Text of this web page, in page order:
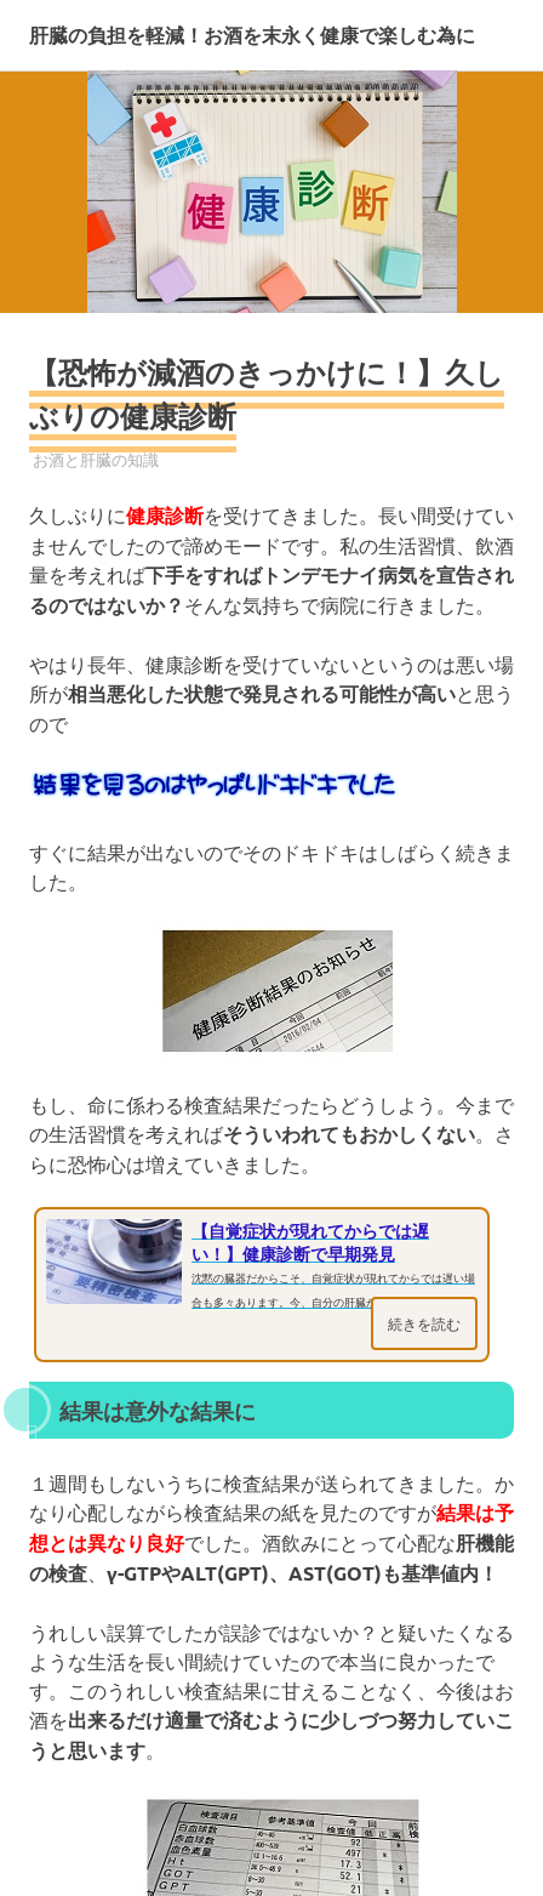
テ
肝臓の負担を軽減！お酒を末永く健康で楽しむ為に
【恐怖が減酒のきっかけに！】久し
ぶりの健康診断
2022年3月5日
YYYPRO
お酒と肝臓の知識
久しぶりに健康診断を受けてきました。長い間受けてい
ませんでしたので諦めモードです。私の生活習慣、飲酒
量を考えれば下手をすればトンデモナイ病気を宣告され
るのではないか？ そんな気持ちで病院に行きました。
やはり長年、健康診断を受けていないというのは悪い場
所が相当悪化した状態で発見される可能性が高いと思う
ので
すぐに結果が出ないのでそのドキドキはしばらく続きま
した。
もし、命に係わる検査結果だったらどうしよう。今まで
の生活習慣を考えればそういわれてもおかしくない 。さ
らに恐怖心は増えていきました。
【自覚症状が現れてからでは遅
い！】健康診断で早期発見
沈黙の臓器だからこそ、自覚症状が現れてからでは遅い場
合も多々あります。今、自分の肝臓がどのような状態かを
続きを読む
結果は意外な結果に
１週間もしないうちに検査結果が送られてきました。か
なり心配しながら検査結果の紙を見たのですが結果は予
想とは異なり良好でした。酒飲みにとって心配な肝機能
の検査
γ-GTPやALT(GPT)、AST(GOT)も基準値内！
うれしい誤算でしたが誤診ではないか？と疑いたくなる
ような生活を長い間続けていたので本当に良かったで
す。このうれしい検査結果に甘えることなく、今後はお
酒を出来るだけ適量で済むように少しづつ努力していこ
うと思います